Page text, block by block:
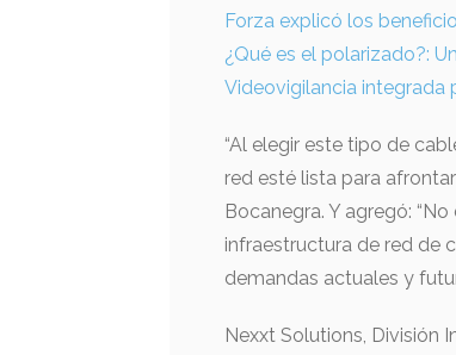
Forza explicó los
¿Qué es el polarizado?:
Videovigilancia integrada
“Al elegir este tipo de
red esté lista para
Bocanegra. Y agregó:
infraestructura de red de
demandas actuales y
Nexxt Solutions, División